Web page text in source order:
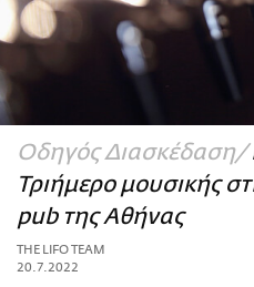
LIFOLAND
CITY GUIDE
ΑΜΠΑ
PRINT
Οδηγός Διασκέδαση
Τριήμερο μουσικής
pub της Αθήνας
THE LIFO TEAM
20.7.2022